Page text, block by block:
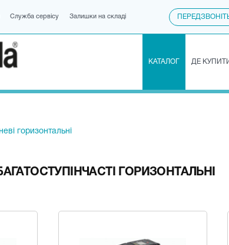
Служба сервісу Залишки на складі
КАТАЛОГ ДЕ
горизонтальні
ГОРИЗОНТАЛЬНІ